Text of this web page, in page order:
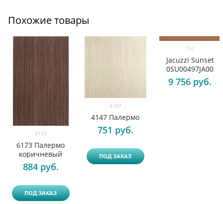
Похожие товары
6173
6173 Палермо
коричневый
884 руб.
ПОД ЗАКАЗ
4147
4147 Палермо
751 руб.
ПОД ЗАКАЗ
152
Jacuzzi Sunset
0SU00497JA00
9 756 руб.